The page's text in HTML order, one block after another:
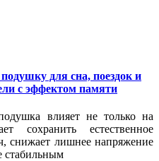
для сна, поездок и
с эффектом памяти
влияет не только на
сохранить естественное
снижает лишнее напряжение
стабильным